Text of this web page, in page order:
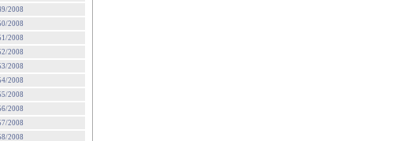
2008
2008
2008
2008
2008
2008
2008
2008
2008
2008